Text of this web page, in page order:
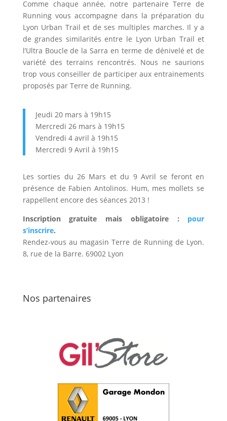
Comme chaque année, notre partenaire Terre de
Running vous accompagne dans la préparation du
Lyon Urban Trail et de ses multiples marches. Il y a
de grandes similarités entre le Lyon Urban Trail et
l’Ultra Boucle de la Sarra en terme de dénivelé et de
variété des terrains rencontrés. Nous ne saurions
trop vous conseiller de participer aux entrainements
proposés par Terre de Running.
Jeudi 20 mars à 19h15
Mercredi 26 mars à 19h15
Vendredi 4 avril à 19h15
Mercredi 9 Avril à 19h15
Les sorties du 26 Mars et du 9 Avril se feront en
présence de Fabien Antolinos. Hum, mes mollets se
rappellent encore des séances 2013 !
Inscription gratuite mais obligatoire : pour
s’inscrire.
Rendez-vous au magasin Terre de Running de Lyon.
8, rue de la Barre. 69002 Lyon
Nos partenaires